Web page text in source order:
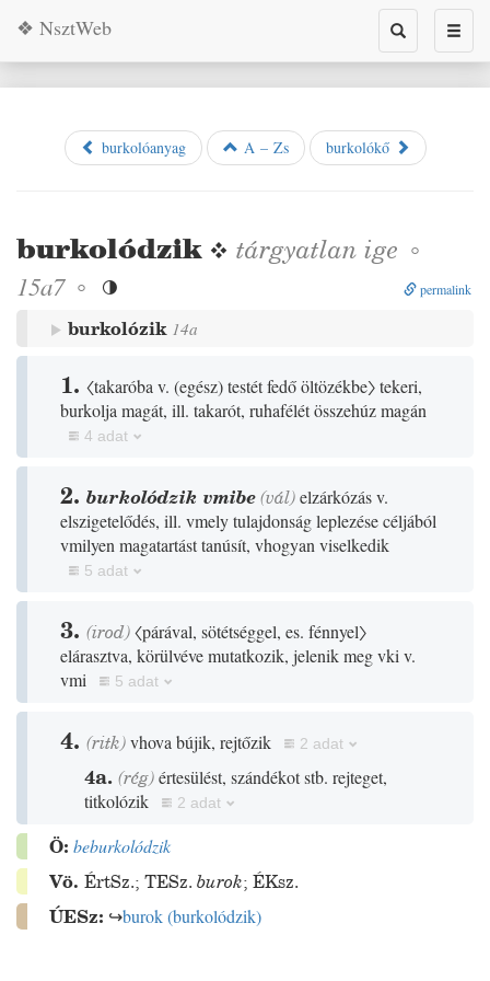
Toggle
search
❖ NsztWeb
burkolóanyag A – Zs burkolókő
burkolódzik❖ tárgyatlan ige ◦
15a7◦  permalink
burkolózik 14a
1. 〈takaróba v. (egész)testét fedő öltözékbe〉tekeri,
burkolja magát, ill. takarót, ruhafélét összehúz magán
4 adat
2. burkolódzik vmibe(vál)elzárkózás v.
elszigetelődés, ill. vmely tulajdonság leplezése céljából
vmilyen magatartást tanúsít, vhogyan viselkedik
5 adat
3. (irod)〈párával, sötétséggel, es. fénnyel〉
elárasztva, körülvéve mutatkozik, jelenik meg vki v.
vmi
5 adat
4. (ritk)vhova bújik, rejtőzik 2 adat
4a. (rég)értesülést, szándékot stb. rejteget,
titkolózik
2 adat
Ö: beburkolódzik
Vö. ÉrtSz.; TESz. burok; ÉKsz.
ÚESz: ↪burok(burkolódzik)